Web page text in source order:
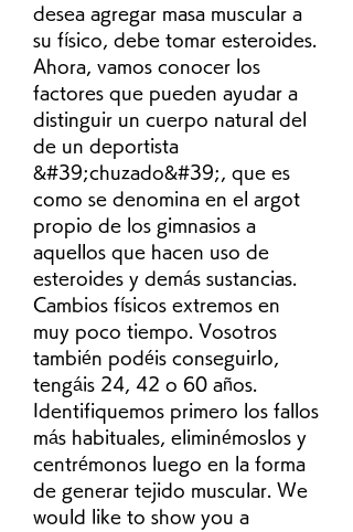
desea agregar masa muscular a
su físico, debe tomar esteroides.
Ahora, vamos conocer los
factores que pueden ayudar a
distinguir un cuerpo natural del
de un deportista
&#39;chuzado&#39;, que es
como se denomina en el argot
propio de los gimnasios a
aquellos que hacen uso de
esteroides y demás sustancias.
Cambios físicos extremos en
muy poco tiempo. Vosotros
también podéis conseguirlo,
tengáis 24, 42 o 60 años.
Identifiquemos primero los fallos
más habituales, eliminémoslos y
centrémonos luego en la forma
de generar tejido muscular. We
would like to show you a